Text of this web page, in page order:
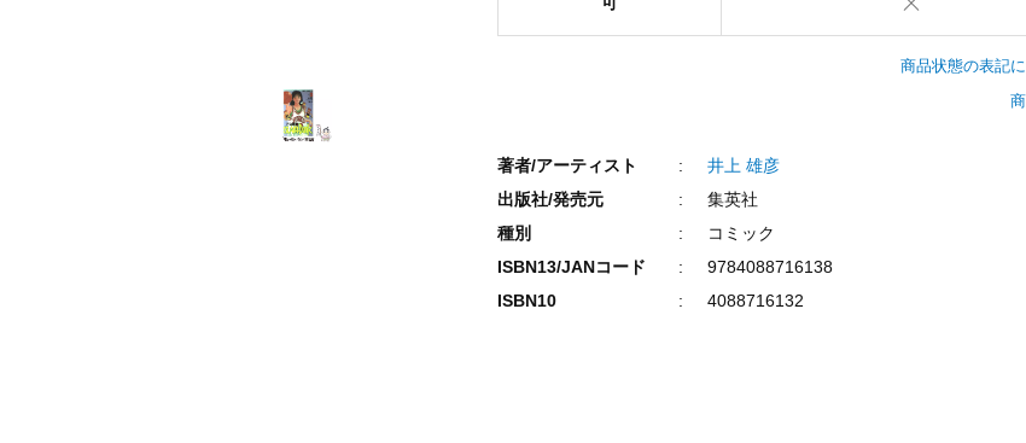
商品状態の表記
著者/アーティスト
井上 雄彦
出版社/発売元
集英社
種別
コミック
ISBN13/JANコード
9784088716138
ISBN10
4088716132